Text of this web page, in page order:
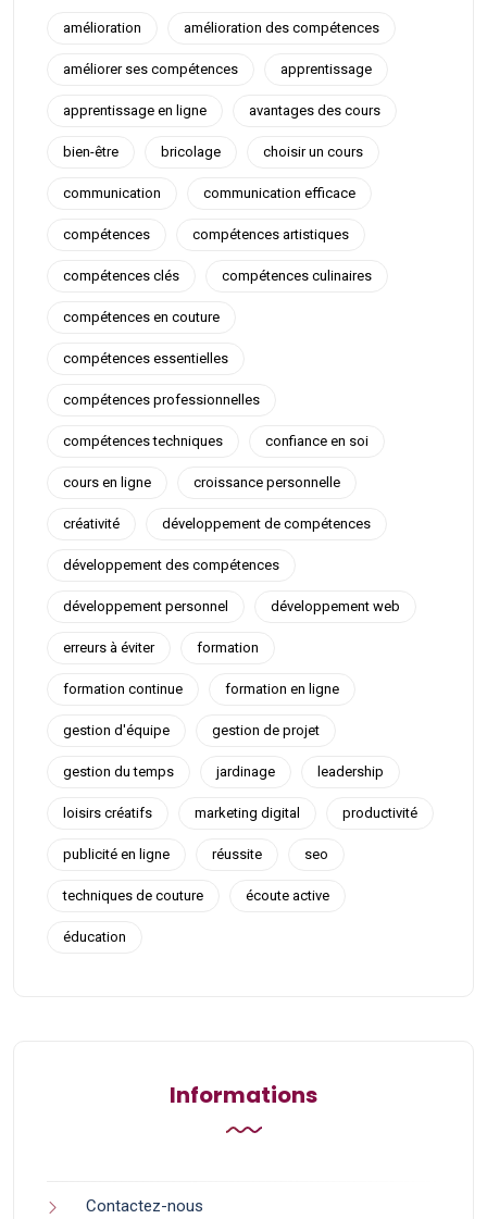
amélioration amélioration des compétences
améliorer ses compétences apprentissage
apprentissage en ligne avantages des cours
bien-être bricolage choisir un cours
communication communication efficace
compétences compétences artistiques
compétences clés compétences culinaires
compétences en couture
compétences essentielles
compétences professionnelles
compétences techniques confiance en soi
cours en ligne croissance personnelle
créativité développement de compétences
développement des compétences
développement personnel développement web
erreurs à éviter formation
formation continue formation en ligne
gestion d'équipe gestion de projet
gestion du temps jardinage leadership
loisirs créatifs marketing digital productivité
publicité en ligne réussite seo
techniques de couture écoute active
éducation
Informations
Contactez-nous